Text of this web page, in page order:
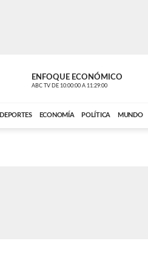
ENFOQUE ECONÓMICO
ABC TV DE 10:00:00 A 11:29:00
DEPORTES ECONOMÍA POLÍTICA MUNDO